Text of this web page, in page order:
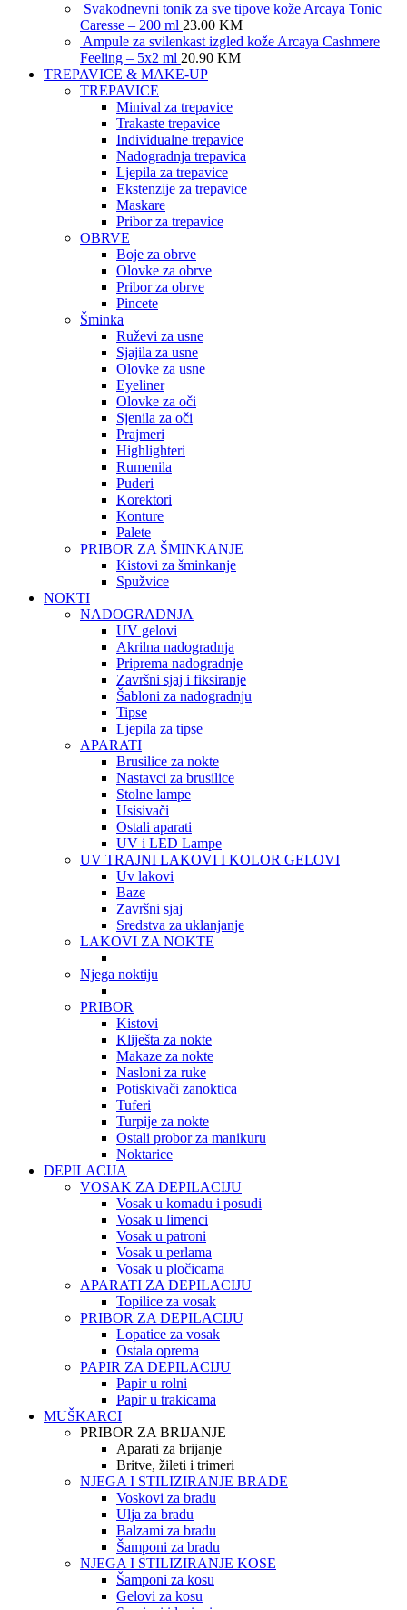
Svakodnevni tonik za sve tipove kože Arcaya Tonic
Caresse – 200 ml 23.00 KM
Ampule za svilenkast izgled kože Arcaya Cashmere
Feeling – 5x2 ml 20.90 KM
TREPAVICE & MAKE-UP
TREPAVICE
Minival za trepavice
Trakaste trepavice
Individualne trepavice
Nadogradnja trepavica
Ljepila za trepavice
Ekstenzije za trepavice
Maskare
Pribor za trepavice
OBRVE
Boje za obrve
Olovke za obrve
Pribor za obrve
Pincete
Šminka
Ruževi za usne
Sjajila za usne
Olovke za usne
Eyeliner
Olovke za oči
Sjenila za oči
Prajmeri
Highlighteri
Rumenila
Puderi
Korektori
Konture
Palete
PRIBOR ZA ŠMINKANJE
Kistovi za šminkanje
Spužvice
NOKTI
NADOGRADNJA
UV gelovi
Akrilna nadogradnja
Priprema nadogradnje
Završni sjaj i fiksiranje
Šabloni za nadogradnju
Tipse
Ljepila za tipse
APARATI
Brusilice za nokte
Nastavci za brusilice
Stolne lampe
Usisivači
Ostali aparati
UV i LED Lampe
UV TRAJNI LAKOVI I KOLOR GELOVI
Uv lakovi
Baze
Završni sjaj
Sredstva za uklanjanje
LAKOVI ZA NOKTE
Njega noktiju
PRIBOR
Kistovi
Kliješta za nokte
Makaze za nokte
Nasloni za ruke
Potiskivači zanoktica
Tuferi
Turpije za nokte
Ostali probor za manikuru
Noktarice
DEPILACIJA
VOSAK ZA DEPILACIJU
Vosak u komadu i posudi
Vosak u limenci
Vosak u patroni
Vosak u perlama
Vosak u pločicama
APARATI ZA DEPILACIJU
Topilice za vosak
PRIBOR ZA DEPILACIJU
Lopatice za vosak
Ostala oprema
PAPIR ZA DEPILACIJU
Papir u rolni
Papir u trakicama
MUŠKARCI
PRIBOR ZA BRIJANJE
Aparati za brijanje
Britve, žileti i trimeri
NJEGA I STILIZIRANJE BRADE
Voskovi za bradu
Ulja za bradu
Balzami za bradu
Šamponi za bradu
NJEGA I STILIZIRANJE KOSE
Šamponi za kosu
Gelovi za kosu